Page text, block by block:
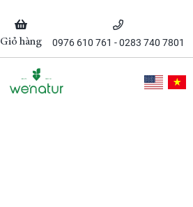
Giỏ hàng 0976 610 761 - 0283 740 7801